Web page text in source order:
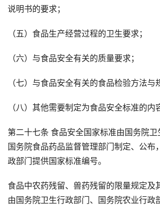
说明书的要求；
（五）食品生产经营过程的卫生要求；
（六）与食品安全有关的质量要求；
（七）与食品安全有关的食品检验方法与
（八）其他需要制定为食品安全标准的内
第二十七条 食品安全国家标准由国务院卫
国务院食品药品监督管理部门制定、公布
政部门提供国家标准编号。
食品中农药残留、兽药残留的限量规定及
由国务院卫生行政部门、国务院农业行政